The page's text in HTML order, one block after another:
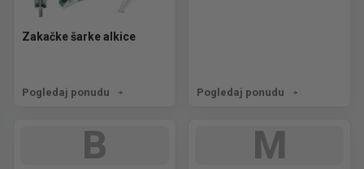
Zakačke šarke alkice
Pogledaj ponudu Pogledaj ponudu
B M